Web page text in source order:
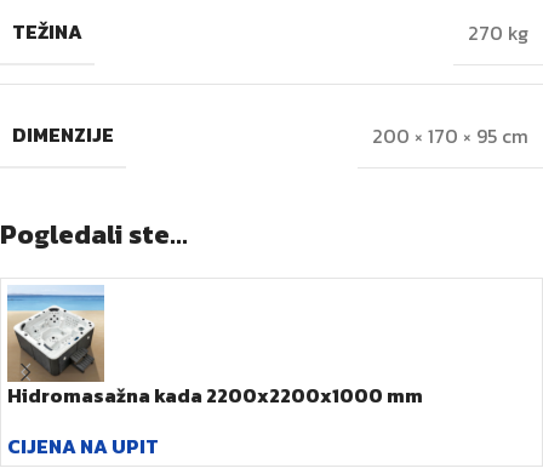
TEŽINA 270 kg
DIMENZIJE 200 × 170 × 95 cm
Pogledali ste...
Hidromasažna kada 2200x2200x1000 mm
CIJENA NA UPIT